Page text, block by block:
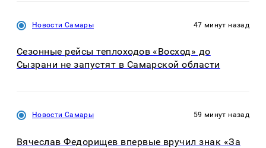
Новости Самары 47 минут назад
Сезонные рейсы теплоходов «Восход» до
Сызрани не запустят в Самарской области
Новости Самары 59 минут назад
Вячеслав Федорищев впервые вручил знак «За